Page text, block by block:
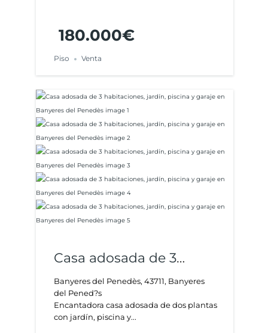
Penedès
180.000€
Piso Venta
Casa adosada de 3
habitaciones, jardín,
piscina y garaje en
Banyeres del Penedès
Banyeres del Penedès, 43711, Banyeres
del Pened?s
Encantadora casa adosada de dos plantas
con jardín, piscina y...